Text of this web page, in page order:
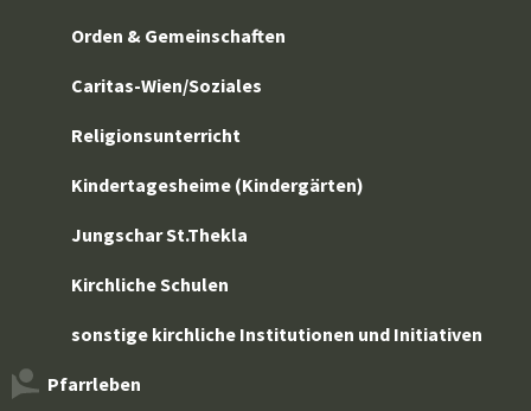
Orden & Gemeinschaften
Caritas-Wien/Soziales
Religionsunterricht
Kindertagesheime (Kindergärten)
Jungschar St.Thekla
Kirchliche Schulen
sonstige kirchliche Institutionen und Initiativen
Pfarrleben